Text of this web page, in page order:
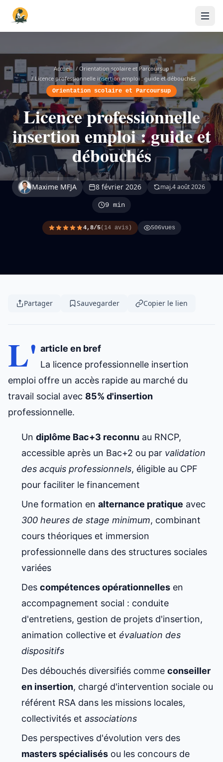
Accueil / Orientation scolaire et Parcoursup
/ Licence professionnelle insertion emploi : guide et débouchés
Orientation scolaire et Parcoursup
Licence professionnelle
insertion emploi : guide et
débouchés
Maxime MFJA 8 février 2026 maj.4 août 2026
9 min
4,8/5(14 avis) 506vues
Partager Sauvegarder Copier le lien
L' article en bref
La licence professionnelle insertion
emploi offre un accès rapide au marché du
travail social avec 85% d'insertion
professionnelle.
Un diplôme Bac+3 reconnu au RNCP,
accessible après un Bac+2 ou par validation
des acquis professionnels, éligible au CPF
pour faciliter le financement
Une formation en alternance pratique avec
300 heures de stage minimum, combinant
cours théoriques et immersion
professionnelle dans des structures sociales
variées
Des compétences opérationnelles en
accompagnement social : conduite
d'entretiens, gestion de projets d'insertion,
animation collective et évaluation des
dispositifs
Des débouchés diversifiés comme conseiller
en insertion, chargé d'intervention sociale ou
référent RSA dans les missions locales,
collectivités et associations
Des perspectives d'évolution vers des
masters spécialisés ou les concours de